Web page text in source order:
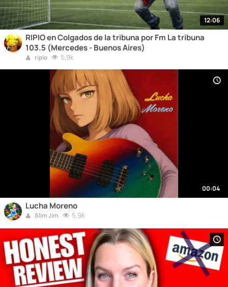
12:06
RIPIO en Colgados de la tribuna por Fm La tribuna
103.5 (Mercedes - Buenos Aires)
ripio 5,9k
00:04
Lucha Moreno
Slim Jim 5,9k